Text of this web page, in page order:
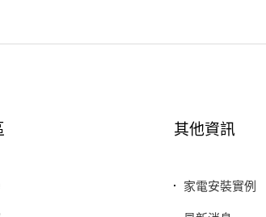
其他資訊
家電安裝實例